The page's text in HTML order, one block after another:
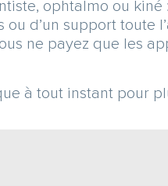
ophtalmo ou kiné
d’un support toute
ne payez que les
à tout instant pour